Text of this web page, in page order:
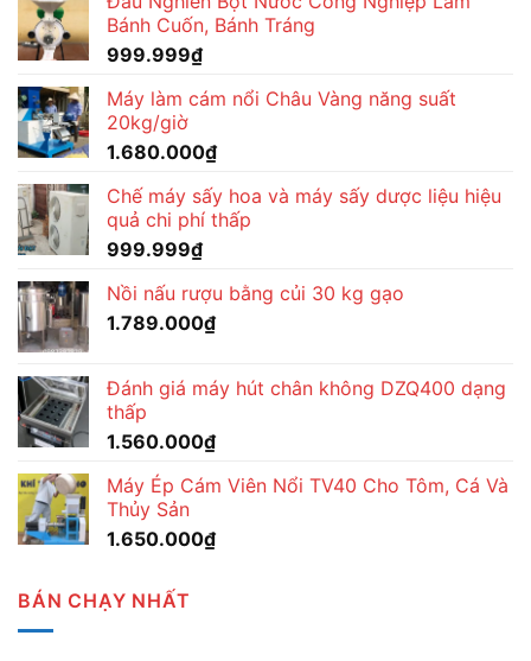
Bánh Cuốn, Bánh Tráng
999.999₫
Máy làm cám nổi Châu Vàng năng suất
20kg/giờ
1.680.000₫
Chế máy sấy hoa và máy sấy dược liệu hiệu
quả chi phí thấp
999.999₫
Nồi nấu rượu bằng củi 30 kg gạo
1.789.000₫
Đánh giá máy hút chân không DZQ400 dạng
thấp
1.560.000₫
Máy Ép Cám Viên Nổi TV40 Cho Tôm, Cá Và
Thủy Sản
1.650.000₫
BÁN CHẠY NHẤT